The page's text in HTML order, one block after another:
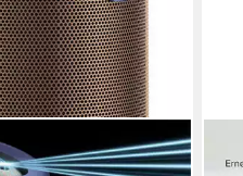
2-in-1 Dyson Purifier